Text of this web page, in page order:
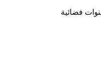
فضائية